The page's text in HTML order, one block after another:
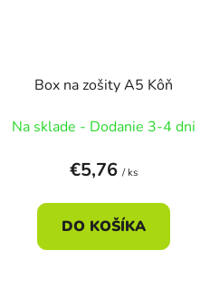
Box na zošity A5 Kôň
Na sklade - Dodanie 3-4 dni
€5,76 / ks
DO KOŠÍKA